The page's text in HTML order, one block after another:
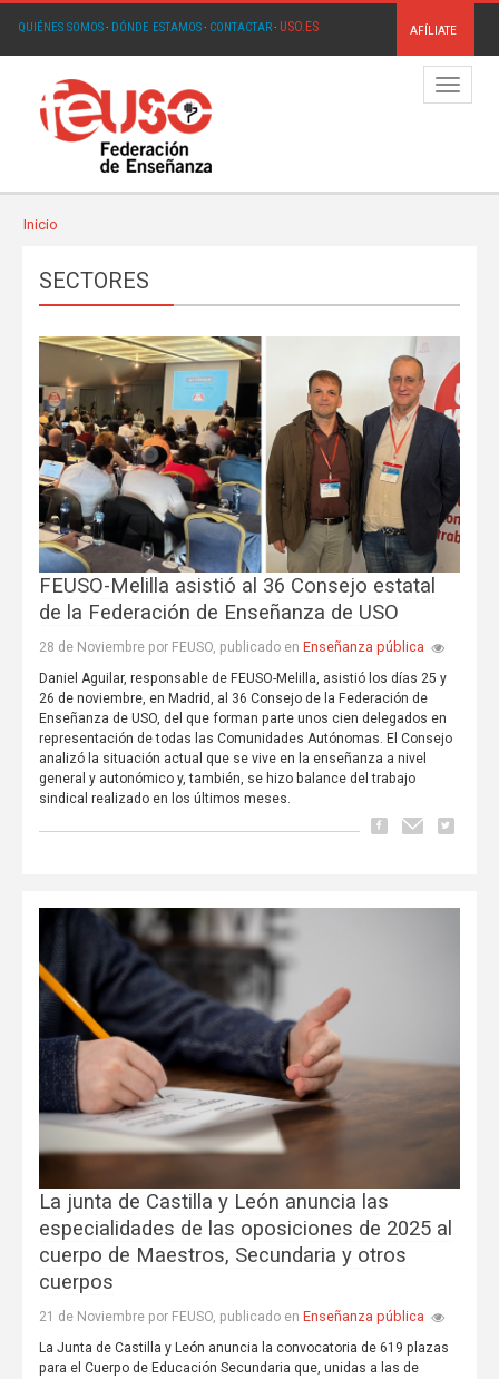
QUIÉNES SOMOS· DÓNDE ESTAMOS· CONTACTAR· USO.ES AFÍLIATE
Menú
Inicio
SECTORES
FEUSO-Melilla asistió al 36 Consejo estatal
de la Federación de Enseñanza de USO
28 de Noviembre por FEUSO, publicado en Enseñanza pública
Daniel Aguilar, responsable de FEUSO-Melilla, asistió los días 25 y
26 de noviembre, en Madrid, al 36 Consejo de la Federación de
Enseñanza de USO, del que forman parte unos cien delegados en
representación de todas las Comunidades Autónomas. El Consejo
analizó la situación actual que se vive en la enseñanza a nivel
general y autonómico y, también, se hizo balance del trabajo
sindical realizado en los últimos meses.
La junta de Castilla y León anuncia las
especialidades de las oposiciones de 2025 al
cuerpo de Maestros, Secundaria y otros
cuerpos
21 de Noviembre por FEUSO, publicado en Enseñanza pública
La Junta de Castilla y León anuncia la convocatoria de 619 plazas
para el Cuerpo de Educación Secundaria que, unidas a las de